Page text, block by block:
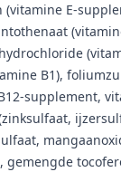
E-
B1),
supplement,
gemengde